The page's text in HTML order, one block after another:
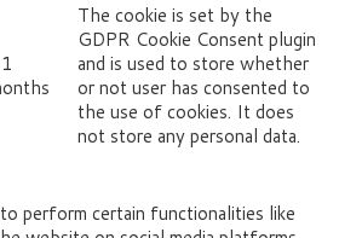
The cookie is set by the
GDPR Cookie Consent plugin
and is used to store whether
or not user has consented to
the use of cookies. It does
not store any personal data.
perform certain functionalities like